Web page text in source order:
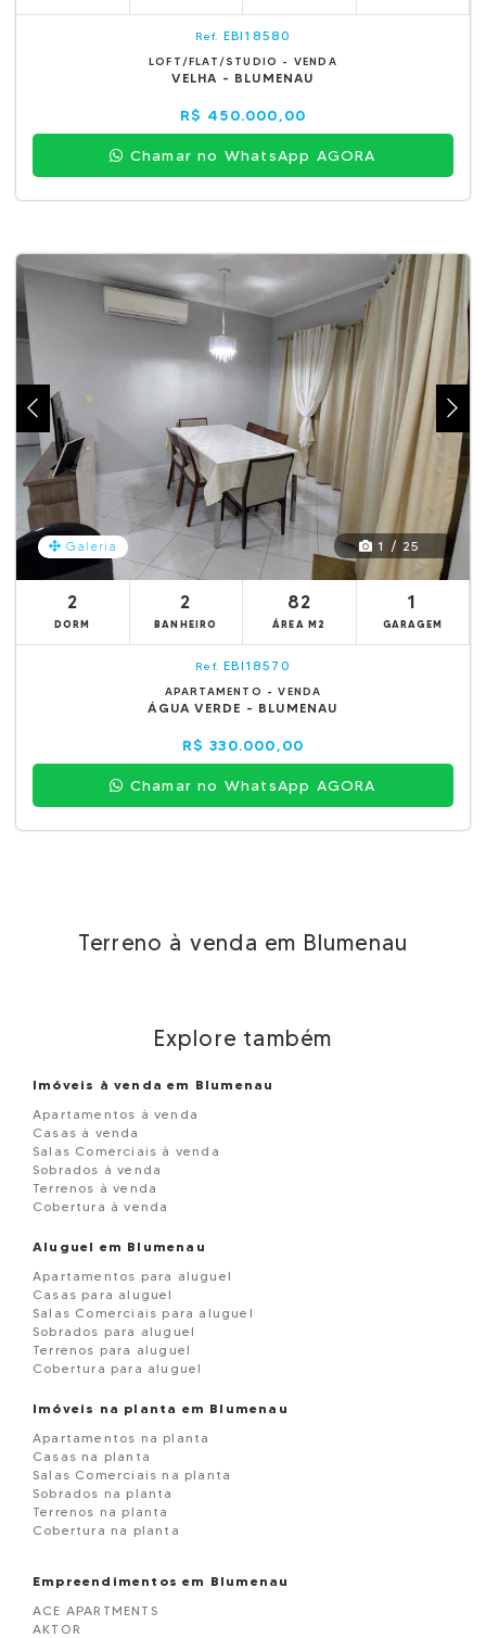
Ref. EBI18580
LOFT/FLAT/STUDIO - VENDA
VELHA - BLUMENAU
R$ 450.000,00
Chamar no WhatsApp AGORA
Galeria 1 / 25
2
DORM
2
BANHEIRO
82
ÁREA M2
1
GARAGEM
Ref. EBI18570
APARTAMENTO - VENDA
ÁGUA VERDE - BLUMENAU
R$ 330.000,00
Chamar no WhatsApp AGORA
Terreno à venda em Blumenau
Explore também
Imóveis à venda em Blumenau
Apartamentos à venda
Casas à venda
Salas Comerciais à venda
Sobrados à venda
Terrenos à venda
Cobertura à venda
Aluguel em Blumenau
Apartamentos para aluguel
Casas para aluguel
Salas Comerciais para aluguel
Sobrados para aluguel
Terrenos para aluguel
Cobertura para aluguel
Imóveis na planta em Blumenau
Apartamentos na planta
Casas na planta
Salas Comerciais na planta
Sobrados na planta
Terrenos na planta
Cobertura na planta
Empreendimentos em Blumenau
ACE APARTMENTS
AKTOR